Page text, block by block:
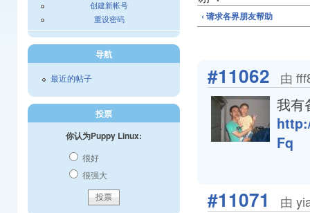
‹ 请求各界朋友帮助
#11062 由
我有
Fq
#11071 由
创建新帐号
重设密码
导航
最近的帖子
投票
你认为Puppy Linux:
很好
很强大